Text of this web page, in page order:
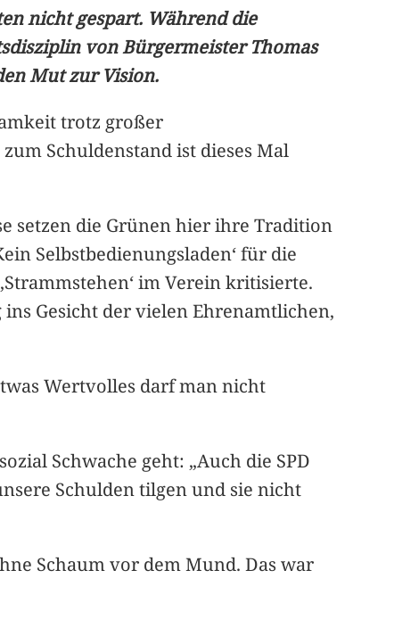
nicht gespart. Während die
von Bürgermeister Thomas
Mut zur Vision.
trotz großer
Schuldenstand ist dieses Mal
setzen die Grünen hier ihre Tradition
Selbstbedienungsladen‘ für die
im Verein kritisierte.
Gesicht der vielen Ehrenamtlichen,
Wertvolles darf man nicht
Schwache geht: „Auch die SPD
Schulden tilgen und sie nicht
Schaum vor dem Mund. Das war